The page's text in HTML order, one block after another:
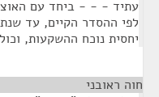
עתיד - - - ביחד עם האוצר
יחסית נוכח ההשקעות,
חוה ראובני